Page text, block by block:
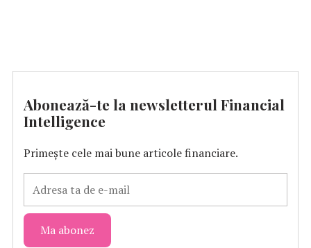
Abonează-te la newsletterul Financial
Intelligence
Primește cele mai bune articole financiare.